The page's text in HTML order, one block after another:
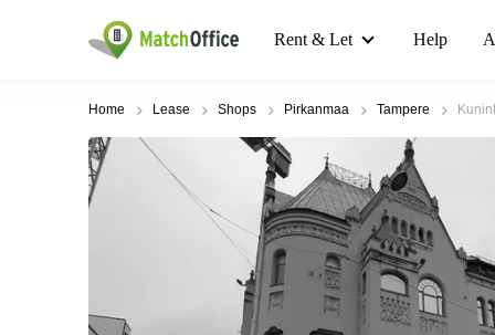
Rent & Let Help
Home Lease Shops Pirkanmaa Tampere